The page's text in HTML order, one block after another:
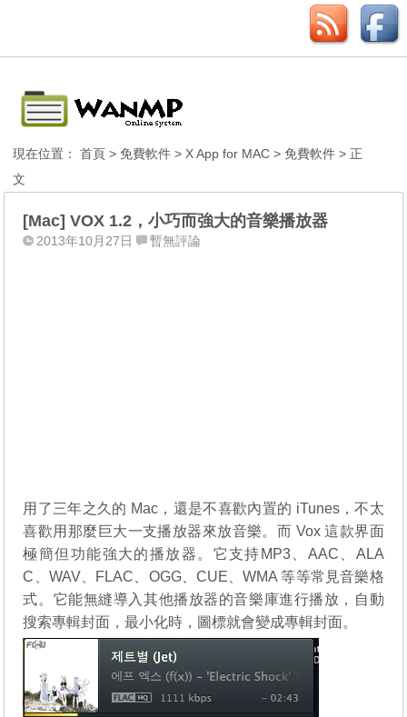
現在位置：首頁 >免費軟件 > X App for MAC >免費軟件 > 正
文
[Mac] VOX 1.2，小巧而強大的音樂播放器
2013年10月27日 暫無評論
用了三年之久的 Mac，還是不喜歡內置的 iTunes，不太
喜歡用那麼巨大一支播放器來放音樂。而 Vox 這款界面
極簡但功能強大的播放器。它支持MP3、AAC、ALA
C、WAV、FLAC、OGG、CUE、WMA 等等常見音樂格
式。它能無縫導入其他播放器的音樂庫進行播放，自動
搜索專輯封面，最小化時，圖標就會變成專輯封面。